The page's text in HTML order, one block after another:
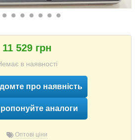
11 529 грн
в наявності
про наявність
аналоги
Оптові ціни